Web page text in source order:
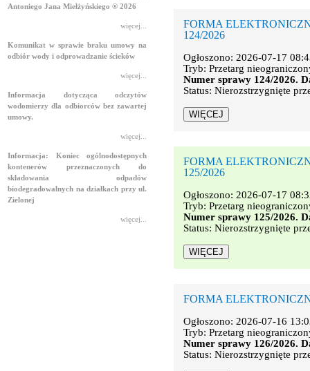
Antoniego Jana Mielżyńskiego ® 2026
więcej...
Komunikat w sprawie braku umowy na
odbiór wody i odprowadzanie ścieków
więcej...
Informacja dotycząca odczytów
wodomierzy dla odbiorców bez zawartej
umowy.
więcej...
Informacja: Koniec ogólnodostępnych
kontenerów przeznaczonych do
składowania odpadów
biodegradowalnych na działkach przy ul.
Zielonej
więcej...
FORMA
124/2026
Ogłoszono: 2026-07-17
Tryb: Przetarg
Numer sprawy 124/2026.
Status: Nierozstrzygnięte
FORMA
125/2026
Ogłoszono: 2026-07-17
Tryb: Przetarg
Numer sprawy 125/2026.
Status: Nierozstrzygnięte
FORMA
Ogłoszono: 2026-07-16
Tryb: Przetarg
Numer sprawy 126/2026.
Status: Nierozstrzygnięte